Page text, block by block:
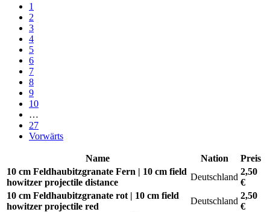
1
2
3
4
5
6
7
8
9
10
…
27
Vorwärts
Name Nation
Preis
10 cm Feldhaubitzgranate Fern | 10 cm field
howitzer projectile distance
Deutschland
2,50
€
10 cm Feldhaubitzgranate rot | 10 cm field
howitzer projectile red
Deutschland
2,50
€